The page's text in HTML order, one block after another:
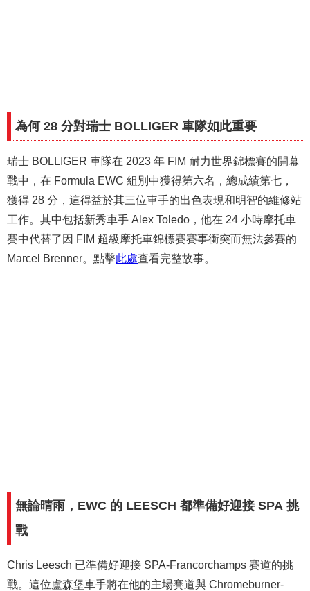
為何 28 分對瑞士 BOLLIGER 車隊如此重要
瑞士 BOLLIGER 車隊在 2023 年 FIM 耐力世界錦標賽的開幕
戰中，在 Formula EWC 組別中獲得第六名，總成績第七，
獲得 28 分，這得益於其三位車手的出色表現和明智的維修站
工作。其中包括新秀車手 Alex Toledo，他在 24 小時摩托車
賽中代替了因 FIM 超級摩托車錦標賽賽事衝突而無法參賽的
Marcel Brenner。點擊此處查看完整故事。
無論晴雨，EWC 的 LEESCH 都準備好迎接 SPA 挑
戰
Chris Leesch 已準備好迎接 SPA-Francorchamps 賽道的挑
戰。這位盧森堡車手將在他的主場賽道與 Chromeburner-